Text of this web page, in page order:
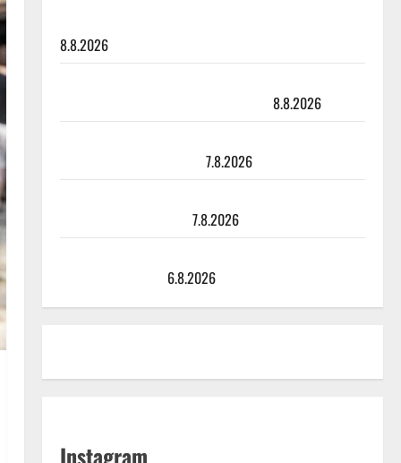
8.8.2026
8.8.2026
7.8.2026
7.8.2026
6.8.2026
Instagram